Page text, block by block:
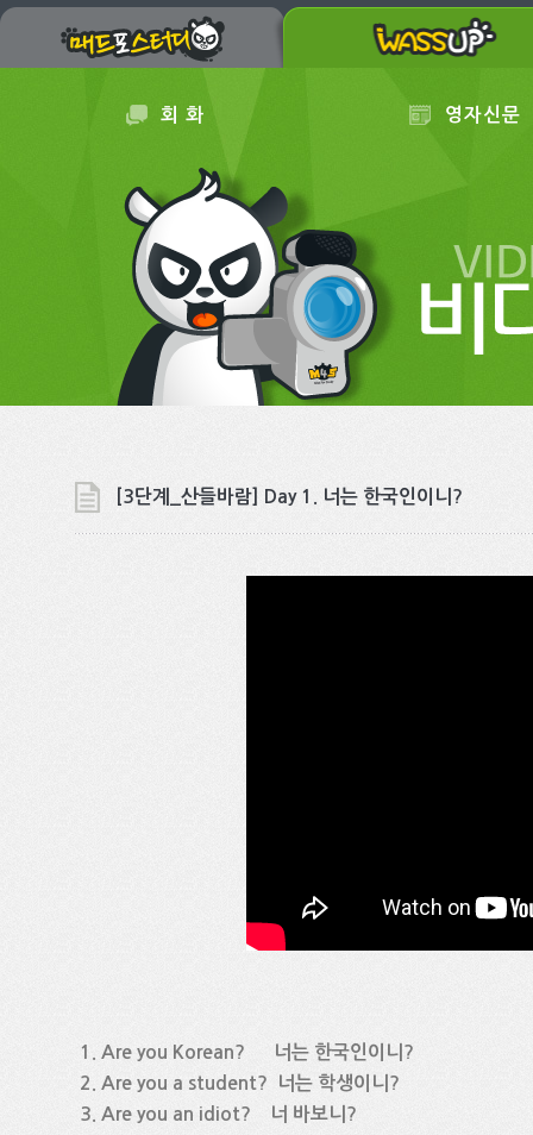
회 화 영자신문
[3단계_산들바람] Day 1. 너는 한국인이니?
1. Are you Korean? 너는 한국인이니?
2. Are you a student? 너는 학생이니?
3. Are you an idiot? 너 바보니?